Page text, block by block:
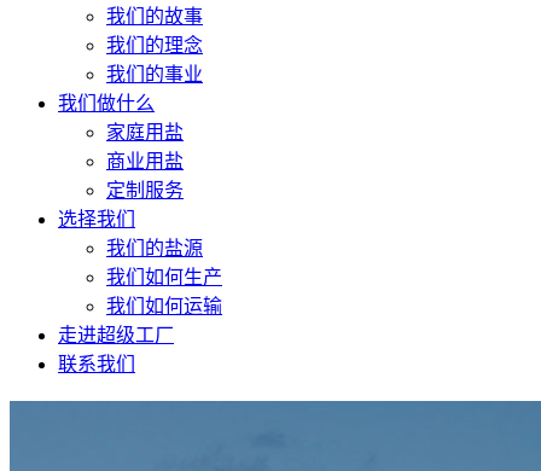
我们的故事
我们的理念
我们的事业
我们做什么
家庭用盐
商业用盐
定制服务
选择我们
我们的盐源
我们如何生产
我们如何运输
走进超级工厂
联系我们